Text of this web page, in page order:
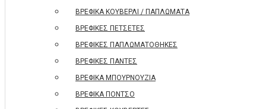
ΒΡΕΦΙΚΑ ΚΟΥΒΕΡΛΙ / ΠΑΠΛΩΜΑΤΑ
ΒΡΕΦΙΚΕΣ ΠΕΤΣΕΤΕΣ
ΒΡΕΦΙΚΕΣ ΠΑΠΛΩΜΑΤΟΘΗΚΕΣ
ΒΡΕΦΙΚΕΣ ΠΑΝΤΕΣ
ΒΡΕΦΙΚΑ ΜΠΟΥΡΝΟΥΖΙΑ
ΒΡΕΦΙΚΑ ΠΟΝΤΣΟ